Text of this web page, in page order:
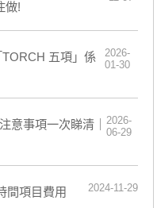
做!
五項」係
2026-
01-30
意事項一次睇清｜ 2026-
06-29
間項目費用 2024-11-29